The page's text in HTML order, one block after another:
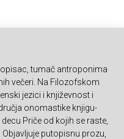
tumač antroponima
večeri. Na Filozofskom
jezici i književnost i
onomastike knjigu-
Priče od kojih se raste,
putopisnu prozu,